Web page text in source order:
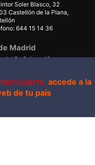
accede a la
de tu país
Soler Blasco, 32
Castellón de la Plana,
644 15 14 36
Madrid
del Dr Calero, 19